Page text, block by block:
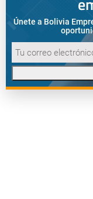
Únete a Bolivia